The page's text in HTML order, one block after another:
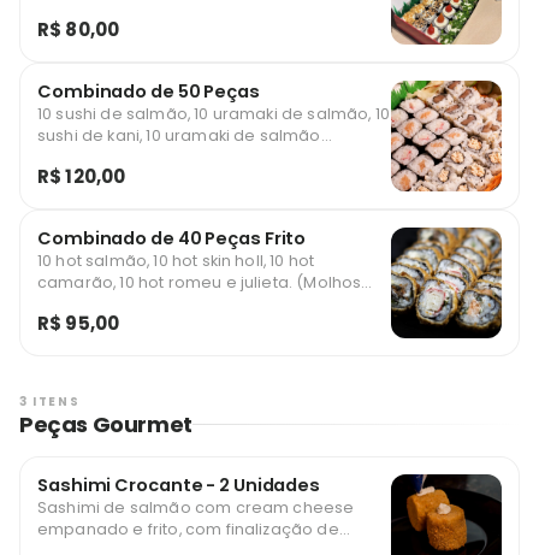
misto torrado, 5 sushis ice alho poró
R$ 80,00
Combinado de 50 Peças
10 sushi de salmão, 10 uramaki de salmão, 10
sushi de kani, 10 uramaki de salmão
Separadamente)
R$ 120,00
Combinado de 40 Peças Frito
10 hot salmão, 10 hot skin holl, 10 hot
camarão, 10 hot romeu e julieta. (Molhos
R$ 95,00
3 ITENS
Peças Gourmet
Sashimi Crocante - 2 Unidades
Sashimi de salmão com cream cheese
empanado e frito, com finalização de